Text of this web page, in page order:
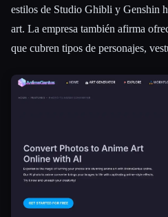
estilos de Studio Ghibli y Genshin
art. La empresa también afirma
que cubren tipos de personajes,